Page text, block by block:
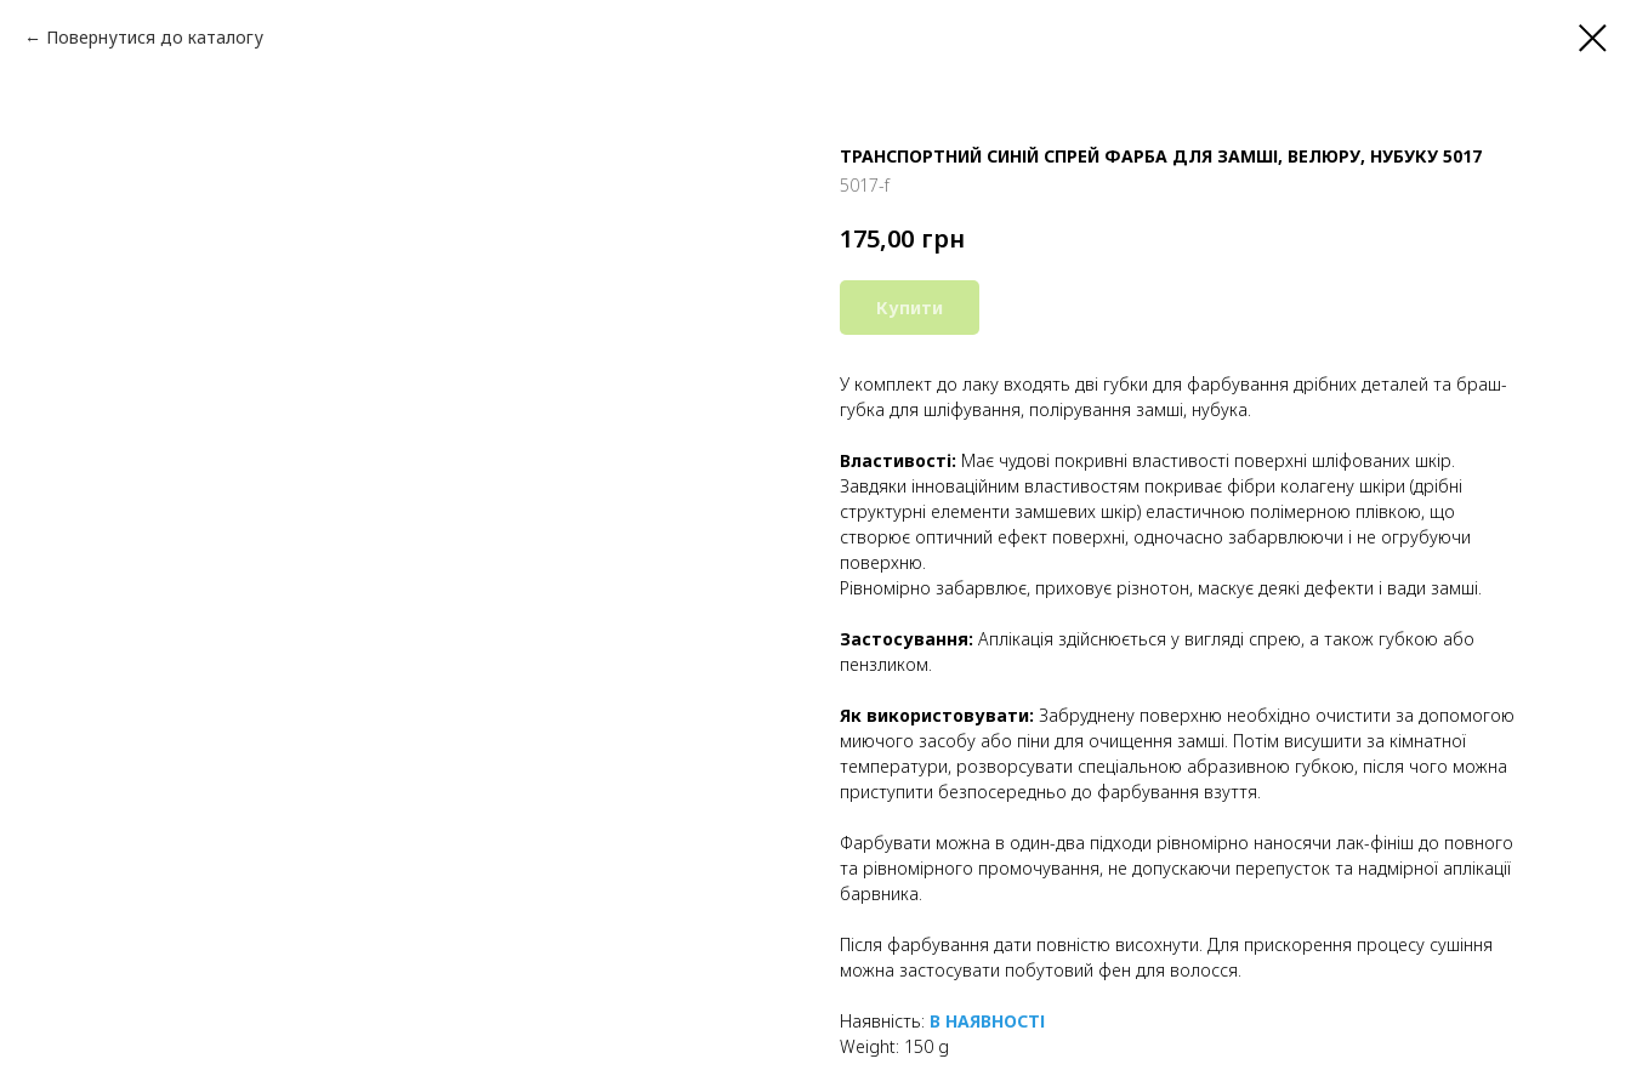
Повернутися до каталогу
ТРАНСПОРТНИЙ СИНІЙ СПРЕЙ ФАРБА ДЛЯ ЗАМШІ, ВЕЛЮРУ, НУБУКУ 5017
5017-f
175,00 грн
Купити
У комплект до лаку входять дві губки для фарбування дрібних деталей та браш-
губка для шліфування, полірування замші, нубука.
Властивості: Має чудові покривні властивості поверхні шліфованих шкір.
Завдяки інноваційним властивостям покриває фібри колагену шкіри (дрібні
структурні елементи замшевих шкір) еластичною полімерною плівкою, що
створює оптичний ефект поверхні, одночасно забарвлюючи і не огрубуючи
поверхню.
Рівномірно забарвлює, приховує різнотон, маскує деякі дефекти і вади замші.
Застосування: Аплікація здійснюється у вигляді спрею, а також губкою або
пензликом.
Як використовувати: Забруднену поверхню необхідно очистити за допомогою
миючого засобу або піни для очищення замші. Потім висушити за кімнатної
температури, розворсувати спеціальною абразивною губкою, після чого можна
приступити безпосередньо до фарбування взуття.
Фарбувати можна в один-два підходи рівномірно наносячи лак-фініш до повного
та рівномірного промочування, не допускаючи перепусток та надмірної аплікації
барвника.
Після фарбування дати повністю висохнути. Для прискорення процесу сушіння
можна застосувати побутовий фен для волосся.
Наявність: В НАЯВНОСТІ
Weight: 150 g